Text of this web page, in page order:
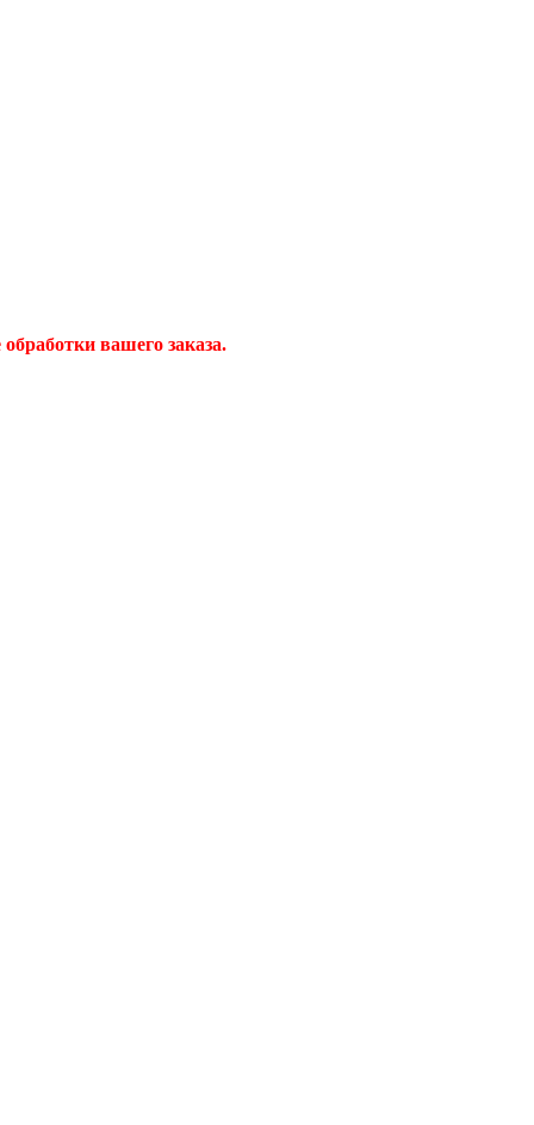
вашего заказа.